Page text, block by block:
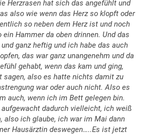
Herzrasen hat sich das angefühlt und
also wie wenn das Herz so klopft oder
so neben dem Herz ist und noch
Hammer da oben drinnen. Und das
ganz heftig und ich habe das auch
das war ganz unangenehm und da
gehabt, wenn das kam und ging,
sagen, also es hatte nichts damit zu
war oder auch nicht. Also es
auch, wenn ich im Bett gelegen bin.
dadurch vielleicht, ich weiß
also ich glaube, ich war im Mai dann
Hausärztin deswegen…..Es ist jetzt